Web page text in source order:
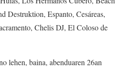
Destruktion, Espanto, Cesáreas,
Chelis DJ, El Coloso de
lehen, baina, abenduaren 26an